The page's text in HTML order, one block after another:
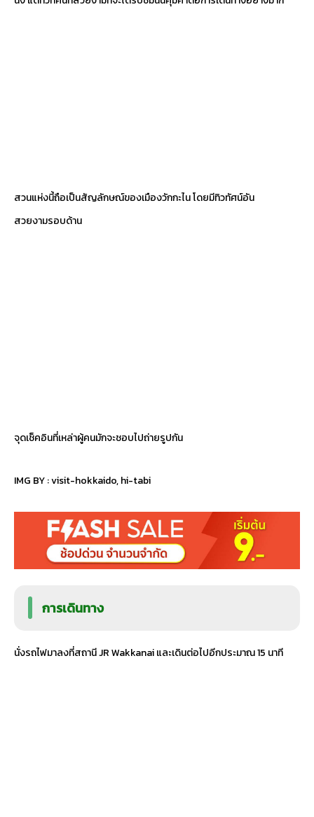
สวนแห่งนี้ถือเป็นสัญลักษณ์ของเมืองวักกะไน โดยมีทิวทัศน์อัน
สวยงามรอบด้าน
จุดเช็คอินที่เหล่าผู้คนมักจะชอบไปถ่ายรูปกัน
IMG BY :visit-hokkaido,hi-tabi
การเดินทาง
นั่งรถไฟมาลงที่สถานี JR Wakkanai และเดินต่อไปอีกประมาณ 15 นาที